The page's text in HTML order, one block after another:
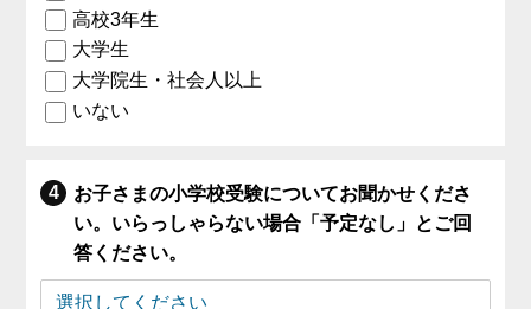
高校3年生
大学生
大学院生・社会人以上
いない
お子さまの小学校受験についてお聞かせくださ
い。いらっしゃらない場合「予定なし」とご回
答ください。